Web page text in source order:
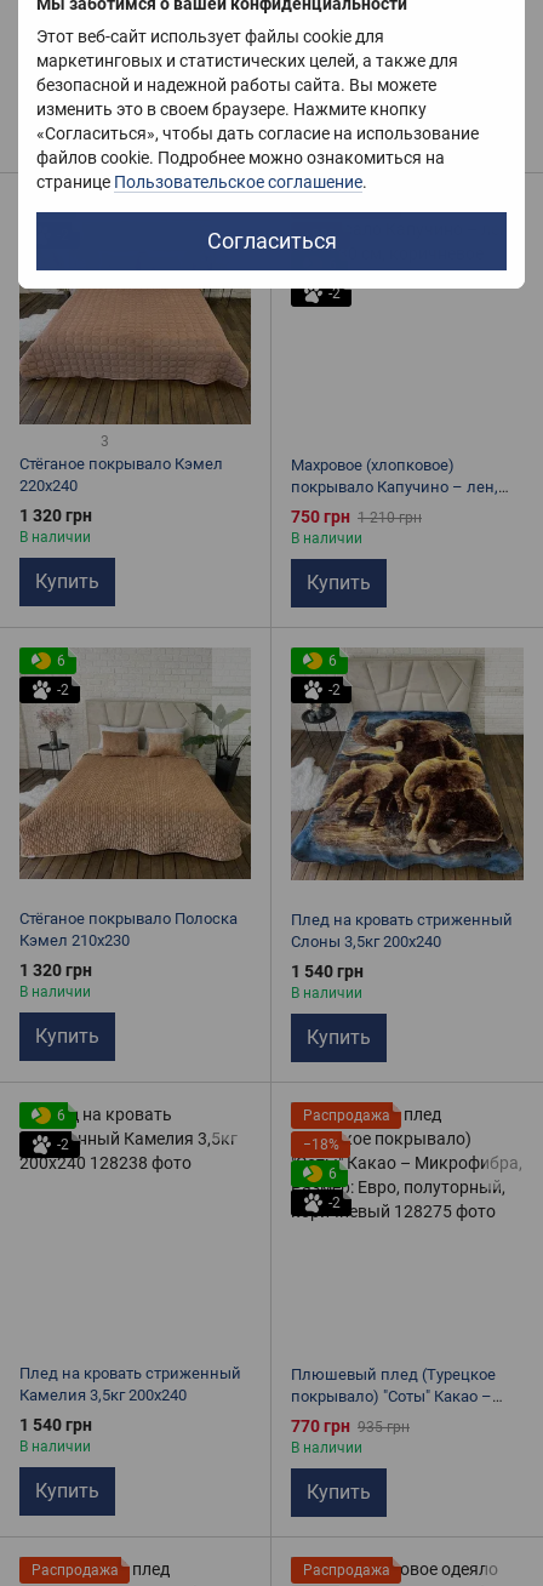
Этот веб-сайт использует файлы cookie для
маркетинговых и статистических целей, а также для
безопасной и надежной работы сайта. Вы можете
изменить это в своем браузере. Нажмите кнопку
«Согласиться», чтобы дать согласие на использование
файлов cookie. Подробнее можно ознакомиться на
странице Пользовательское соглашение.
Согласиться
Стёганое покрывало Полоска
Шоколад 210х230
1 320 грн
В наличии
Купить
Плюшевый плед микрофибра
(покрывало на диван
Королевское) "Квадраты" ,
Кэмел
770 грн
935 грн
В наличии
Купить
3
Стёганое покрывало Кэмел
220х240
1 320 грн
В наличии
Купить
−38%
-2
Махровое (хлопковое)
покрывало Капучино – лен,
200х230 см, коричневое
750 грн 1 210 грн
В наличии
Купить
6
-2
Стёганое покрывало Полоска
Кэмел 210х230
1 320 грн
В наличии
Купить
6
-2
Плед на кровать стриженный
Слоны 3,5кг 200х240
1 540 грн
В наличии
Купить
6
-2
Плед на кровать стриженный
Камелия 3,5кг 200х240
1 540 грн
В наличии
Купить
Распродажа
−18%
6
-2
Плюшевый плед (Турецкое
покрывало) "Соты" Какао –
Микрофибра, Размер: Евро,
полуторный, коричневый
770 грн 935 грн
В наличии
Купить
Распродажа
Распродажа